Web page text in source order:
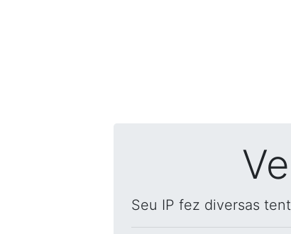
Seu IP fez diversas